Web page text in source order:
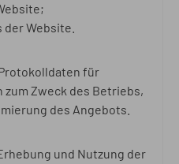
Website.
für
Zweck des Betriebs,
des Angebots.
und Nutzung der